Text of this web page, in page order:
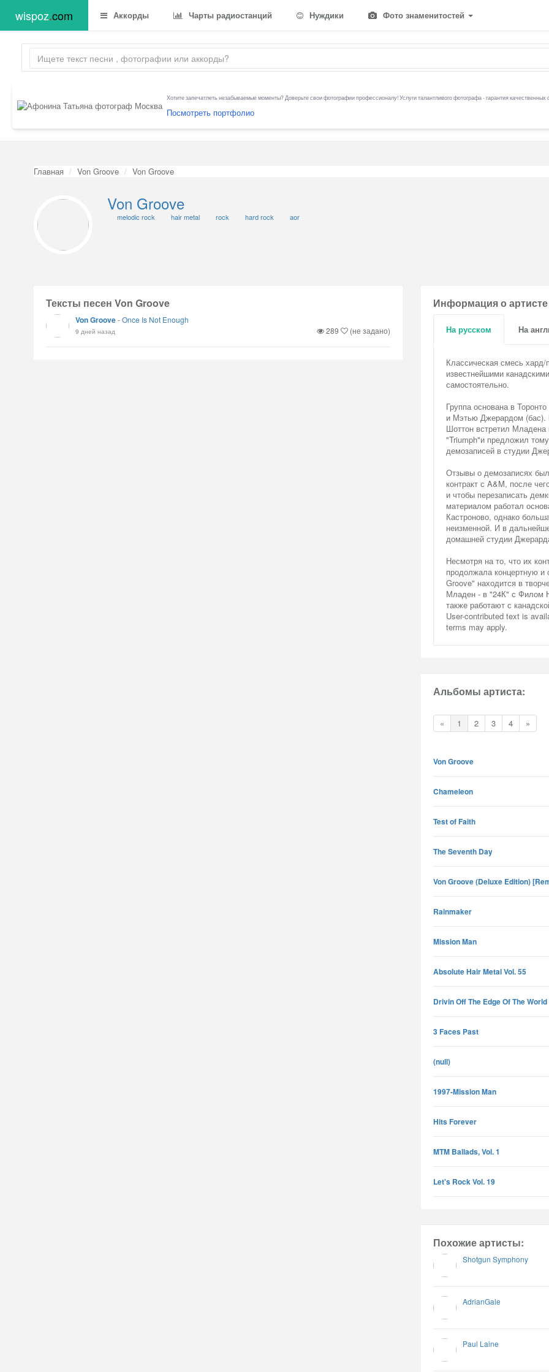
wispoz.com Аккорды Чарты радиостанций Нуждики Фото знаменитостей
Хотите запечатлеть незабываемые моменты? Доверьте свои фотографии профессионалу! Услуги талантливого фотографа - гарантия качественных
Посмотреть портфолио
Главная Von Groove Von Groove
Von Groove
melodic rock hair metal rock hard rock aor
Тексты песен Von Groove
Von Groove-Once Is Not Enough
9 дней назад 289 (не задано)
Информация о артисте
На русском На
Классическая смесь
известнейшими
самостоятельно.
Группа основана в
и Мэтью Джерардом (бас).
Шоттон встретил Младена
"Triumph"и предложил
демозаписей в студии
Отзывы о демозаписях
контракт с A&M, после
и чтобы перезаписать
материалом работал
Кастроново, однако
неизменной. И в
домашней студии
Несмотря на то, что их
продолжала концертную
Groove" находится в
Младен - в "24К" с Филом
также работают с
User-contributed text is
terms may apply.
Альбомы артиста:
« 1 2 3 4 »
Von Groove
Chameleon
Test of Faith
The Seventh Day
Von Groove (Deluxe Edition)
Rainmaker
Mission Man
Absolute Hair Metal Vol. 55
Drivin Off The Edge Of The World
3 Faces Past
(null)
1997-Mission Man
Hits Forever
MTM Ballads, Vol. 1
Let's Rock Vol. 19
Похожие артисты:
Shotgun Symphony
AdrianGale
Paul Laine